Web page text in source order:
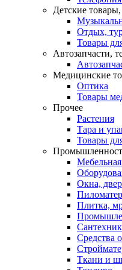
Детские
Отдых,
Товары
Автозапчасти,
Медицинские
Оптика
Товары
Прочее
Растения
Тара и
Товары
Окна,
Плитка,
Средства
Ткани и